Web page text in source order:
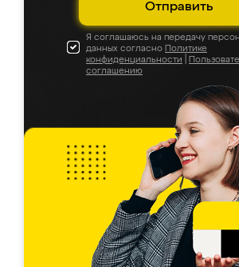
Отправить
Я соглашаюсь на передачу
данных согласно Политике
конфиденциальности
соглашению